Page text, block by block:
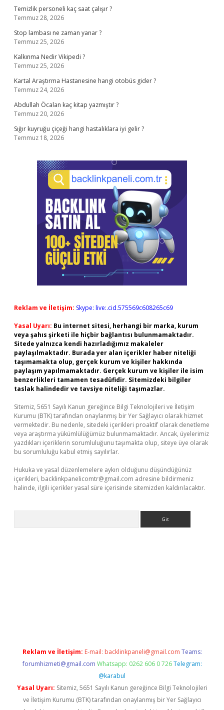
Temizlik personeli kaç saat çalışır ?
Temmuz 28, 2026
Stop lambası ne zaman yanar ?
Temmuz 25, 2026
Kalkınma Nedir Vikipedi ?
Temmuz 25, 2026
Kartal Araştırma Hastanesine hangi otobüs gider ?
Temmuz 24, 2026
Abdullah Öcalan kaç kitap yazmıştır ?
Temmuz 20, 2026
Sığır kuyruğu çiçeği hangi hastalıklara iyi gelir ?
Temmuz 18, 2026
Reklam ve İletişim: Skype: live:.cid.575569c608265c69
Yasal Uyarı: Bu internet sitesi, herhangi bir marka, kurum
veya şahıs şirketi ile hiçbir bağlantısı bulunmamaktadır.
Sitede yalnızca kendi hazırladığımız makaleler
paylaşılmaktadır. Burada yer alan içerikler haber niteliği
taşımamakta olup, gerçek kurum ve kişiler hakkında
paylaşım yapılmamaktadır. Gerçek kurum ve kişiler ile isim
benzerlikleri tamamen tesadüfidir. Sitemizdeki bilgiler
taslak halindedir ve tavsiye niteliği taşımazlar.
Sitemiz, 5651 Sayılı Kanun gereğince Bilgi Teknolojileri ve İletişim
Kurumu (BTK) tarafından onaylanmış bir Yer Sağlayıcı olarak hizmet
vermektedir. Bu nedenle, sitedeki içerikleri proaktif olarak denetleme
veya araştırma yükümlülüğümüz bulunmamaktadır. Ancak, üyelerimiz
yazdıkları içeriklerin sorumluluğunu taşımakta olup, siteye üye olarak
bu sorumluluğu kabul etmiş sayılırlar.
Hukuka ve yasal düzenlemelere aykırı olduğunu düşündüğünüz
içerikleri, backlinkpanelicomtr@gmail.com adresine bildirmeniz
halinde, ilgili içerikler yasal süre içerisinde sitemizden kaldırılacaktır.
Reklam ve İletişim: E-mail: backlinkpaneli@gmail.com Teams:
forumhizmeti@gmail.com Whatsapp: 0262 606 0 726 Telegram:
@karabul
Yasal Uyarı: Sitemiz, 5651 Sayılı Kanun gereğince Bilgi Teknolojileri
ve İletişim Kurumu (BTK) tarafından onaylanmış bir Yer Sağlayıcı